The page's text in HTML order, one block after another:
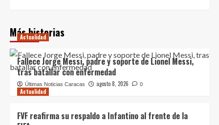
Más historias
Actualidad
Fallece Jorge Messi, padre y soporte de Lionel Messi,
tras batallar con enfermedad
Últimas Noticias Caracas agosto 8, 2026 0
Actualidad
FVF reafirma su respaldo a Infantino al frente de la